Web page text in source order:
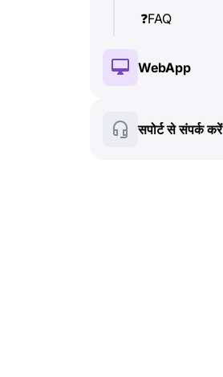
❓FAQ
WebApp
सपोर्ट से संपर्क करें